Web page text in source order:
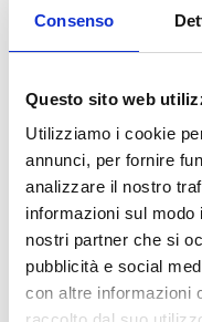
Consenso
Questo sito web
Utilizziamo i cookie
annunci, per fornire
analizzare il nostro
informazioni sul
nostri partner che si
pubblicità e social
con altre informazioni
L’Istituto Universitario
attivato dall’A.A. 2017/
alla Laurea
Linguistica”(Classe L12).
Il piano di
obbligatorie:Inglese e
materia a scelta, tra